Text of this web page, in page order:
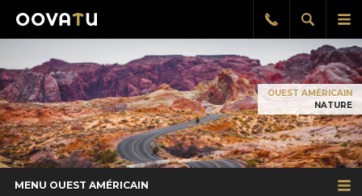
le
Afficher
la
Rappel
gratuit
OUEST AMÉRICAIN
NATURE
MENU OUEST AMÉRICAIN